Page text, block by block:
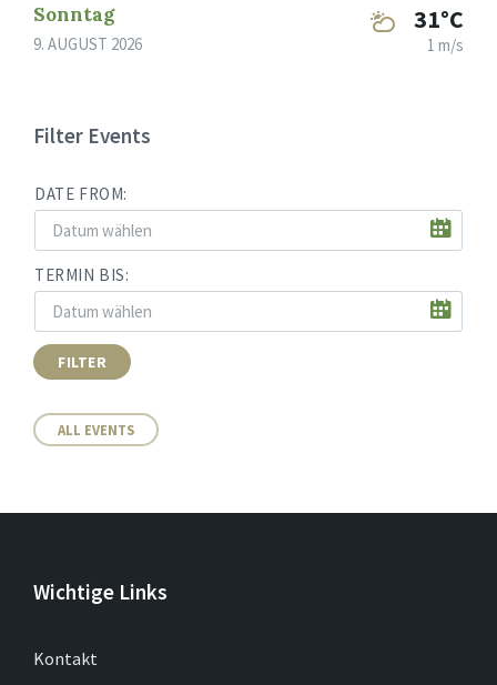
Sonntag
9. AUGUST 2026
31°C
1 m/s
Filter Events
DATE FROM:
TERMIN BIS:
FILTER
ALL EVENTS
Wichtige Links
Kontakt